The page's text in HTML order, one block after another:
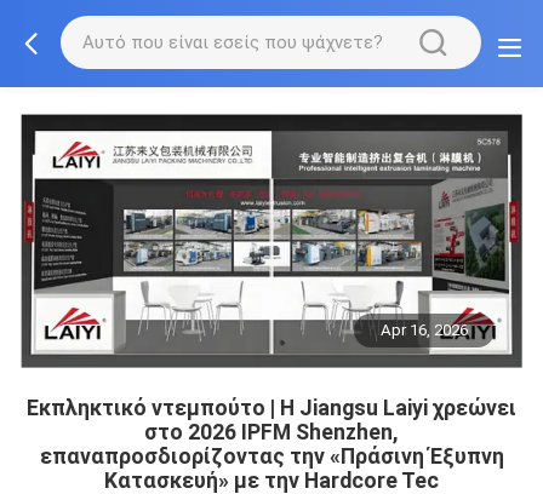
Apr 16, 2026
Εκπληκτικό ντεμπούτο | Η Jiangsu Laiyi χρεώνει
στο 2026 IPFM Shenzhen,
επαναπροσδιορίζοντας την «Πράσινη Έξυπνη
Κατασκευή» με την Hardcore Tec